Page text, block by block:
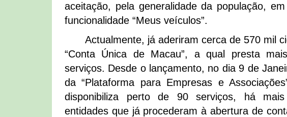
aceitação, pela generalidade da população,
funcionalidade “Meus veículos”.
Actualmente, já aderiram cerca de 570 mil
“Conta Única de Macau”, a qual presta
serviços. Desde o lançamento, no dia 9 de
da “Plataforma para Empresas e
disponibiliza perto de 90 serviços, há
entidades que já procederam à abertura de